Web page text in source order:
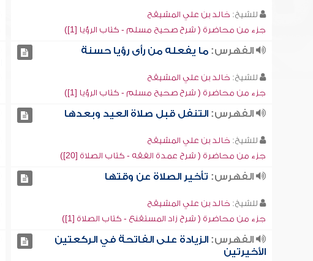
للشيخ: خالد بن علي المشيقح
جزء من محاضرة ( شرح صحيح مسلم - كتاب الرؤيا [1])
الفهرس:ما يفعله من رأى رؤيا حسنة
للشيخ: خالد بن علي المشيقح
جزء من محاضرة ( شرح صحيح مسلم - كتاب الرؤيا [1])
الفهرس:التنفل قبل صلاة العيد وبعدها
للشيخ: خالد بن علي المشيقح
جزء من محاضرة ( شرح عمدة الفقه - كتاب الصلاة [20])
الفهرس: تأخير الصلاة عن وقتها
للشيخ: خالد بن علي المشيقح
جزء من محاضرة ( شرح زاد المستقنع - كتاب الصلاة [1])
الفهرس:الزيادة على الفاتحة في الركعتين
الأخيرتين